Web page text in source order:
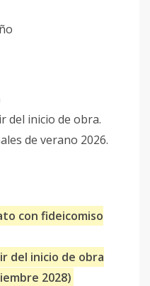
del inicio de obra.
de verano 2026.
con fideicomiso
del inicio de obra
2028)